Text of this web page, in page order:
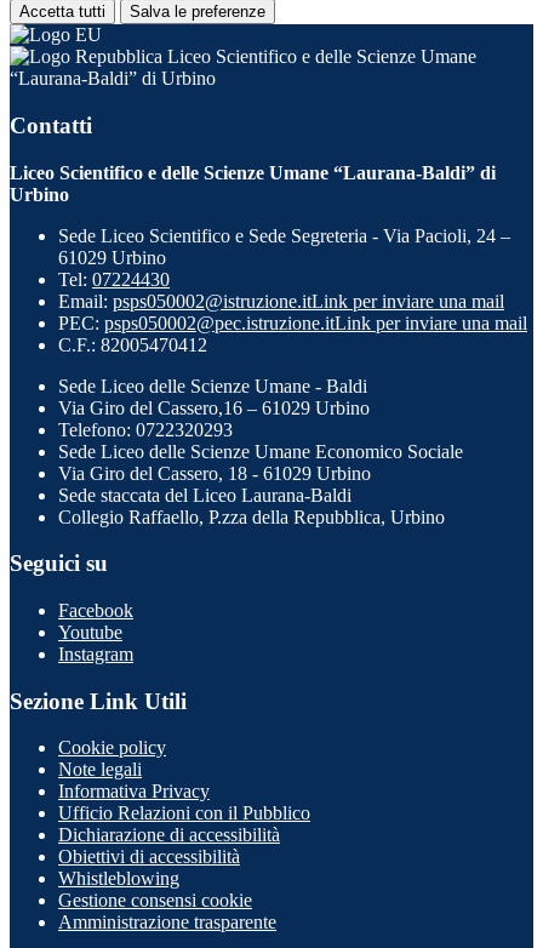
Accetta tutti Salva le preferenze
Liceo Scientifico e delle Scienze Umane
“Laurana-Baldi” di Urbino
Contatti
Liceo Scientifico e delle Scienze Umane “Laurana-Baldi” di
Urbino
Sede Liceo Scientifico e Sede Segreteria - Via Pacioli, 24 –
61029 Urbino
Tel: 07224430
Email: psps050002@istruzione.itLink per inviare una mail
PEC: psps050002@pec.istruzione.itLink per inviare una mail
C.F.: 82005470412
Sede Liceo delle Scienze Umane - Baldi
Via Giro del Cassero,16 – 61029 Urbino
Telefono: 0722320293
Sede Liceo delle Scienze Umane Economico Sociale
Via Giro del Cassero, 18 - 61029 Urbino
Sede staccata del Liceo Laurana-Baldi
Collegio Raffaello, P.zza della Repubblica, Urbino
Seguici su
Facebook
Youtube
Instagram
Sezione Link Utili
Cookie policy
Note legali
Informativa Privacy
Ufficio Relazioni con il Pubblico
Dichiarazione di accessibilità
Obiettivi di accessibilità
Whistleblowing
Gestione consensi cookie
Amministrazione trasparente